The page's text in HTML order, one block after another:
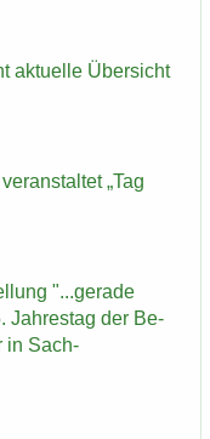
ak­tu­el­le Über­sicht
„Tag
"...ge­ra­de
Jah­res­tag der Be­
in Sach­